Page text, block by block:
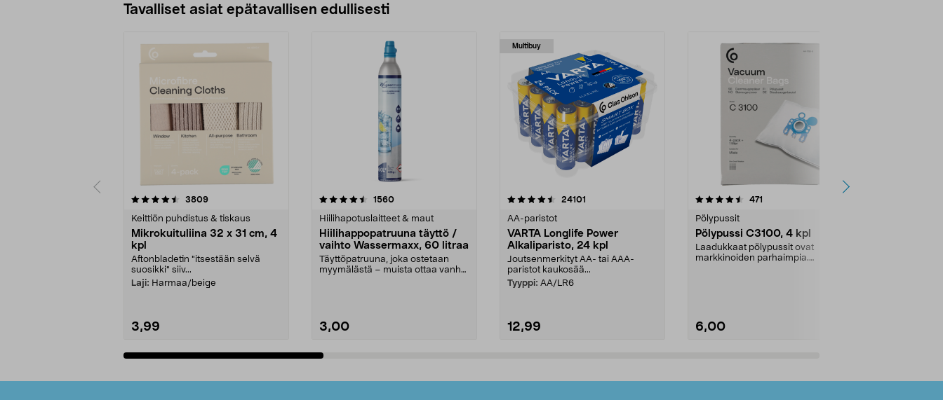
Tavalliset asiat epätavallisen edullisesti
3809arvostelut
Keittiön puhdistus & tiskaus
Mikrokuituliina 32 x 31 cm, 4
kpl
Aftonbladetin "itsestään selvä
suosikki" siiv...
Laji: Harmaa/beige
3,99
4.5viidestä
1560arvostelut
Hiilihapotuslaitteet & maut
Hiilihappopatruuna täyttö /
vaihto Wassermaxx, 60 litraa
Täyttöpatruuna, joka ostetaan
myymälästä – muista ottaa vanha
3,00
Multibuy
4.5viidestä
24101
AA-paristot
VARTA Longlife Power
Alkaliparisto, 24 kpl
Joutsenmerkityt AA- tai AAA-
paristot kaukosää...
Tyyppi: AA/LR6
12,99
4.5viidestä
471
Pölypussit
Pölypussi C3100, 4 kpl
Laadukkaat pölypussit ovat
markkinoiden parhaimpia.
6,00
4.5viidestä